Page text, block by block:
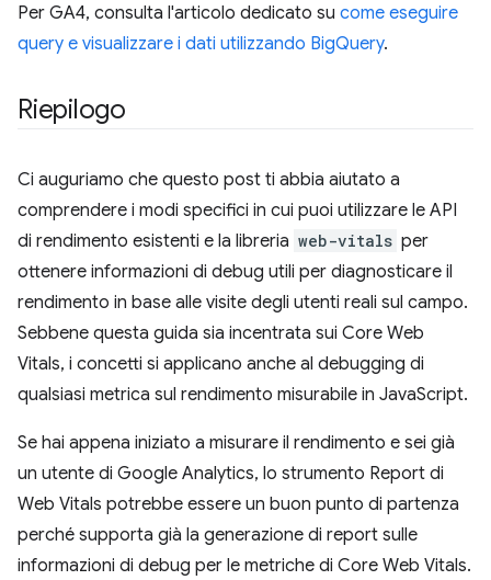
Per GA4, consulta l'articolo dedicato su come eseguire
query e visualizzare i dati utilizzando BigQuery.
Riepilogo
Ci auguriamo che questo post ti abbia aiutato a
comprendere i modi specifici in cui puoi utilizzare le API
di rendimento esistenti e la libreria web-vitals per
ottenere informazioni di debug utili per diagnosticare il
rendimento in base alle visite degli utenti reali sul campo.
Sebbene questa guida sia incentrata sui Core Web
Vitals, i concetti si applicano anche al debugging di
qualsiasi metrica sul rendimento misurabile in JavaScript.
Se hai appena iniziato a misurare il rendimento e sei già
un utente di Google Analytics, lo strumento Report di
Web Vitals potrebbe essere un buon punto di partenza
perché supporta già la generazione di report sulle
informazioni di debug per le metriche di Core Web Vitals.